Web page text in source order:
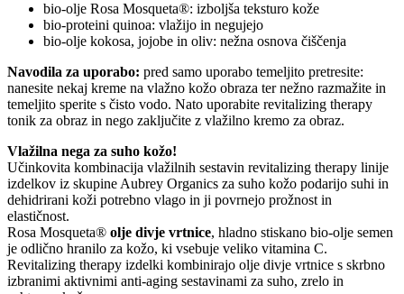
bio-olje Rosa Mosqueta®: izboljša teksturo kože
bio-proteini quinoa: vlažijo in negujejo
bio-olje kokosa, jojobe in oliv: nežna osnova čiščenja
Navodila za uporabo: pred samo uporabo temeljito pretresite:
nanesite nekaj kreme na vlažno kožo obraza ter nežno razmažite in
temeljito sperite s čisto vodo. Nato uporabite revitalizing therapy
tonik za obraz in nego zaključite z vlažilno kremo za obraz.
Vlažilna nega za suho kožo!
Učinkovita kombinacija vlažilnih sestavin revitalizing therapy linije
izdelkov iz skupine Aubrey Organics za suho kožo podarijo suhi in
dehidrirani koži potrebno vlago in ji povrnejo prožnost in
elastičnost.
Rosa Mosqueta® olje divje vrtnice, hladno stiskano bio-olje semen
je odlično hranilo za kožo, ki vsebuje veliko vitamina C.
Revitalizing therapy izdelki kombinirajo olje divje vrtnice s skrbno
izbranimi aktivnimi anti-aging sestavinami za suho, zrelo in